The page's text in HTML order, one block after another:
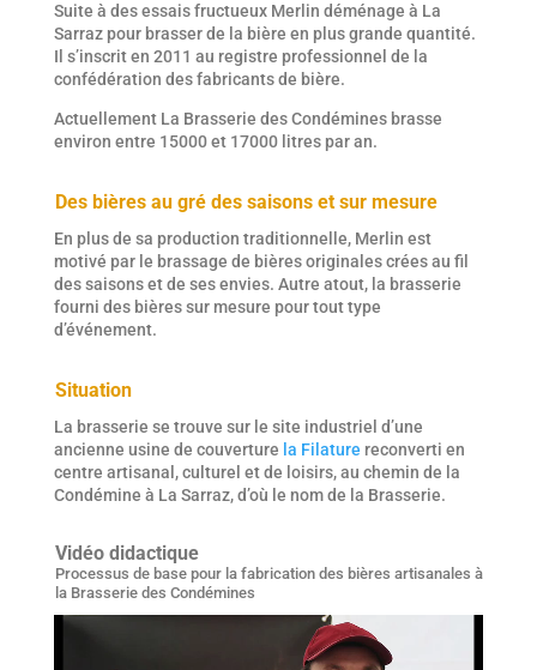
Suite à des essais fructueux Merlin déménage à La
Sarraz pour brasser de la bière en plus grande quantité.
Il s’inscrit en 2011 au registre professionnel de la
confédération des fabricants de bière.
Actuellement La Brasserie des Condémines brasse
environ entre 15000 et 17000 litres par an.
Des bières au gré des saisons et sur mesure
En plus de sa production traditionnelle, Merlin est
motivé par le brassage de bières originales crées au fil
des saisons et de ses envies. Autre atout, la brasserie
fourni des bières sur mesure pour tout type
d’événement.
Situation
La brasserie se trouve sur le site industriel d’une
ancienne usine de couverture la Filature reconverti en
centre artisanal, culturel et de loisirs, au chemin de la
Condémine à La Sarraz, d’où le nom de la Brasserie.
Vidéo didactique
Processus de base pour la fabrication des bières artisanales à
la Brasserie des Condémines